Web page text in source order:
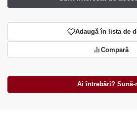
Adaugă în lista de
Compară
Ai întrebări? Sună-